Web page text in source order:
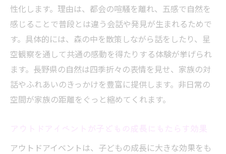
性化します。理由は、都会の喧騒を離れ、五感で自然を
感じることで普段とは違う会話や発見が生まれるためで
す。具体的には、森の中を散策しながら話をしたり、星
空観察を通して共通の感動を得たりする体験が挙げられ
ます。長野県の自然は四季折々の表情を見せ、家族の対
話やふれあいのきっかけを豊富に提供します。非日常の
空間が家族の距離をぐっと縮めてくれます。
アウトドアイベントは、子どもの成長に大きな効果をも